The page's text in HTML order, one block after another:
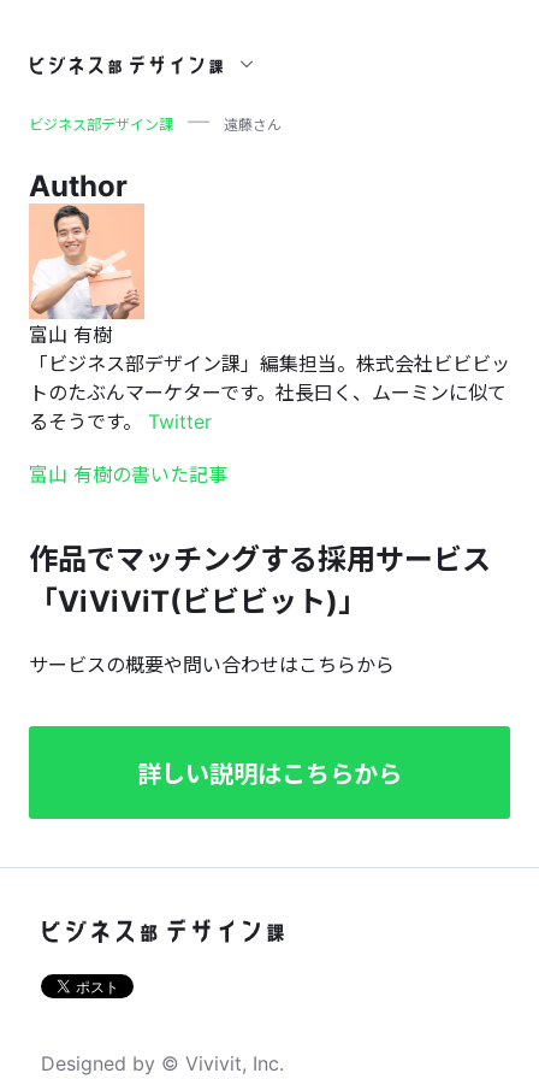
遠藤さん
ビジネス部デザイン課 遠藤さん
Author
富山 有樹
「ビジネス部デザイン課」編集担当。株式会社ビビビッ
トのたぶんマーケターです。社長曰く、ムーミンに似て
るそうです。 Twitter
富山 有樹の書いた記事
作品でマッチングする採用サービス
「ViViViT(ビビビット)」
サービスの概要や問い合わせはこちらから
詳しい説明はこちらから
Designed by © Vivivit, Inc.